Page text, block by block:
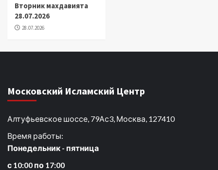
Вторник махдавията
28.07.2026
28.07.2026
Московский Исламский Центр
Алтуфьевское шоссе, 79Ас3, Москва, 127410
Время работы:
Понедельник - пятница
с 10:00 по 17:00